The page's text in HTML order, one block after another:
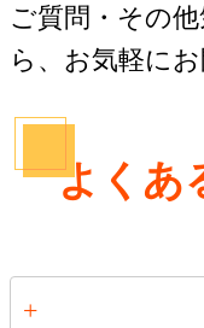
ご質問・その
ら、お気軽に
よくあ
+